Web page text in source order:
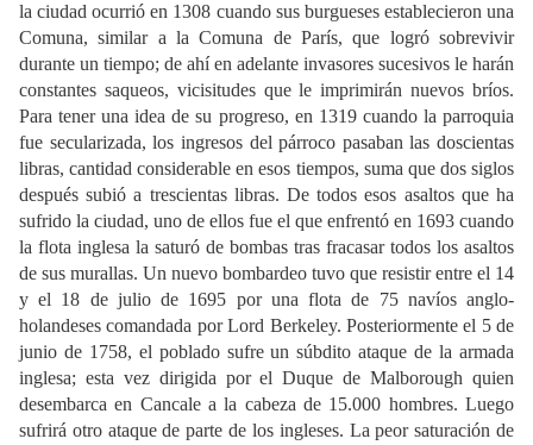
la ciudad ocurrió en 1308 cuando sus burgueses establecieron una
Comuna, similar a la Comuna de París, que logró sobrevivir
durante un tiempo; de ahí en adelante invasores sucesivos le harán
constantes saqueos, vicisitudes que le imprimirán nuevos bríos.
Para tener una idea de su progreso, en 1319 cuando la parroquia
fue secularizada, los ingresos del párroco pasaban las doscientas
libras, cantidad considerable en esos tiempos, suma que dos siglos
después subió a trescientas libras. De todos esos asaltos que ha
sufrido la ciudad, uno de ellos fue el que enfrentó en 1693 cuando
la flota inglesa la saturó de bombas tras fracasar todos los asaltos
de sus murallas. Un nuevo bombardeo tuvo que resistir entre el 14
y el 18 de julio de 1695 por una flota de 75 navíos anglo-
holandeses comandada por Lord Berkeley. Posteriormente el 5 de
junio de 1758, el poblado sufre un súbdito ataque de la armada
inglesa; esta vez dirigida por el Duque de Malborough quien
desembarca en Cancale a la cabeza de 15.000 hombres. Luego
sufrirá otro ataque de parte de los ingleses. La peor saturación de